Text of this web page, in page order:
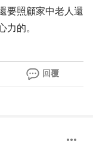
要照顧家中老人還
力的。
回覆